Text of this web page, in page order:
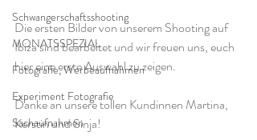
Schwangerschaftsshooting
MONATSSPEZIAL
Fotografie, Werbeaufnahmen
Experiment Fotografie
Sachaufnahmen
Die ersten Bilder von unserem Shooting auf
Ibiza sind bearbeitet und wir freuen uns, euch
hier eine erste Auswahl zu zeigen.
Danke an unsere tollen Kundinnen Martina,
Kerstin und Sinja!